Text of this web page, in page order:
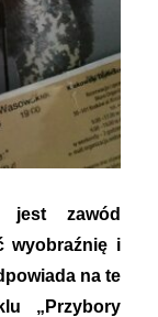
zawód
wyobraźnię i
na te
„Przybory